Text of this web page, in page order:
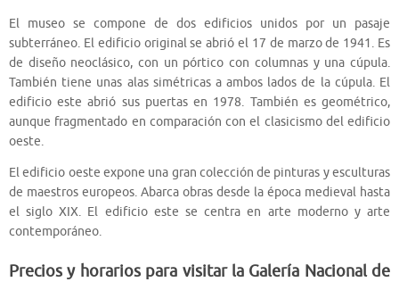
El museo se compone de dos edificios unidos por un pasaje
subterráneo. El edificio original se abrió el 17 de marzo de 1941. Es
de diseño neoclásico, con un pórtico con columnas y una cúpula.
También tiene unas alas simétricas a ambos lados de la cúpula. El
edificio este abrió sus puertas en 1978. También es geométrico,
aunque fragmentado en comparación con el clasicismo del edificio
oeste.
El edificio oeste expone una gran colección de pinturas y esculturas
de maestros europeos. Abarca obras desde la época medieval hasta
el siglo XIX. El edificio este se centra en arte moderno y arte
contemporáneo.
Precios y horarios para visitar la Galería Nacional de